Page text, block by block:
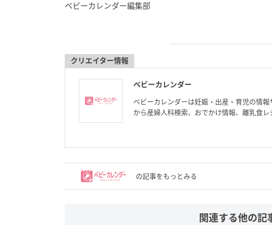
ベビーカレンダー編集部
クリエイター情報
ベビーカレンダー
ベビーカレンダーは妊娠・出産・育児の情
から産婦人科検索、おでかけ情報、離乳食
の記事をもっとみる
関連する他の記